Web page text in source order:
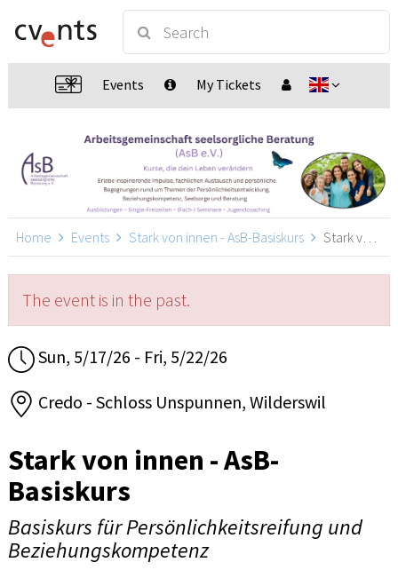
Events My Tickets
Home Events Stark von innen - AsB-Basiskurs Stark von innen - AsB-Basiskurs, Wilderswil
The event is in the past.
Sun, 5/17/26 - Fri, 5/22/26
Credo - Schloss Unspunnen, Wilderswil
Stark von innen - AsB-
Basiskurs
Basiskurs für Persönlichkeitsreifung und
Beziehungskompetenz